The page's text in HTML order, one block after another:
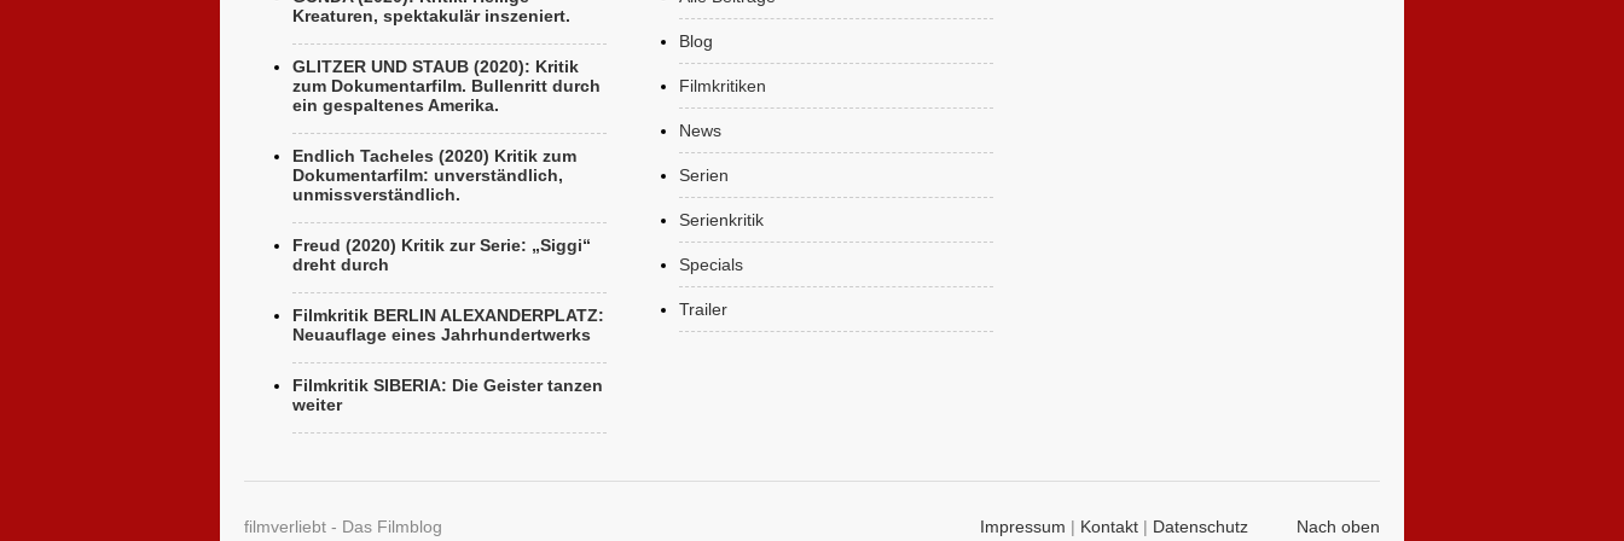
Kreaturen, spektakulär inszeniert.
GLITZER UND STAUB (2020): Kritik
zum Dokumentarfilm. Bullenritt durch
ein gespaltenes Amerika.
Endlich Tacheles (2020) Kritik zum
Dokumentarfilm: unverständlich,
unmissverständlich.
Freud (2020) Kritik zur Serie: „Siggi“
dreht durch
Filmkritik BERLIN ALEXANDERPLATZ:
Neuauflage eines Jahrhundertwerks
Filmkritik SIBERIA: Die Geister tanzen
weiter
Blog
Filmkritiken
News
Serien
Serienkritik
Specials
Trailer
filmverliebt - Das Filmblog Impressum | Kontakt | Datenschutz Nach oben